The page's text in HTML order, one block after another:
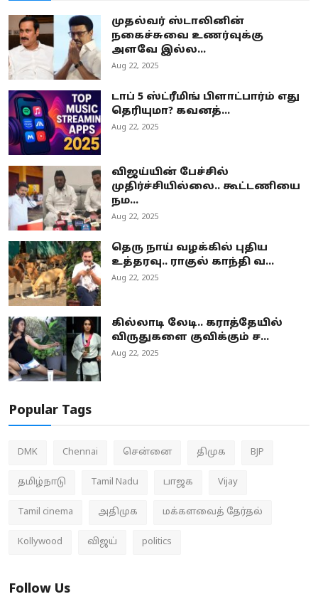
முதல்வர் ஸ்டாலினின்
நகைச்சுவை உணர்வுக்கு
அளவே இல்ல...
Aug 22, 2025
டாப் 5 ஸ்ட்ரீமிங் பிளாட்பார்ம் எது
தெரியுமா? கவனத்...
Aug 22, 2025
விஜய்யின் பேச்சில்
முதிர்ச்சியில்லை.. கூட்டணியை
நம...
Aug 22, 2025
தெரு நாய் வழக்கில் புதிய
உத்தரவு.. ராகுல் காந்தி வ...
Aug 22, 2025
கில்லாடி லேடி.. கராத்தேயில்
விருதுகளை குவிக்கும் ச...
Aug 22, 2025
Popular Tags
DMK Chennai சென்னை திமுக BJP
தமிழ்நாடு Tamil Nadu பாஜக Vijay
Tamil cinema அதிமுக மக்களவைத் தேர்தல்
Kollywood விஜய் politics
Follow Us